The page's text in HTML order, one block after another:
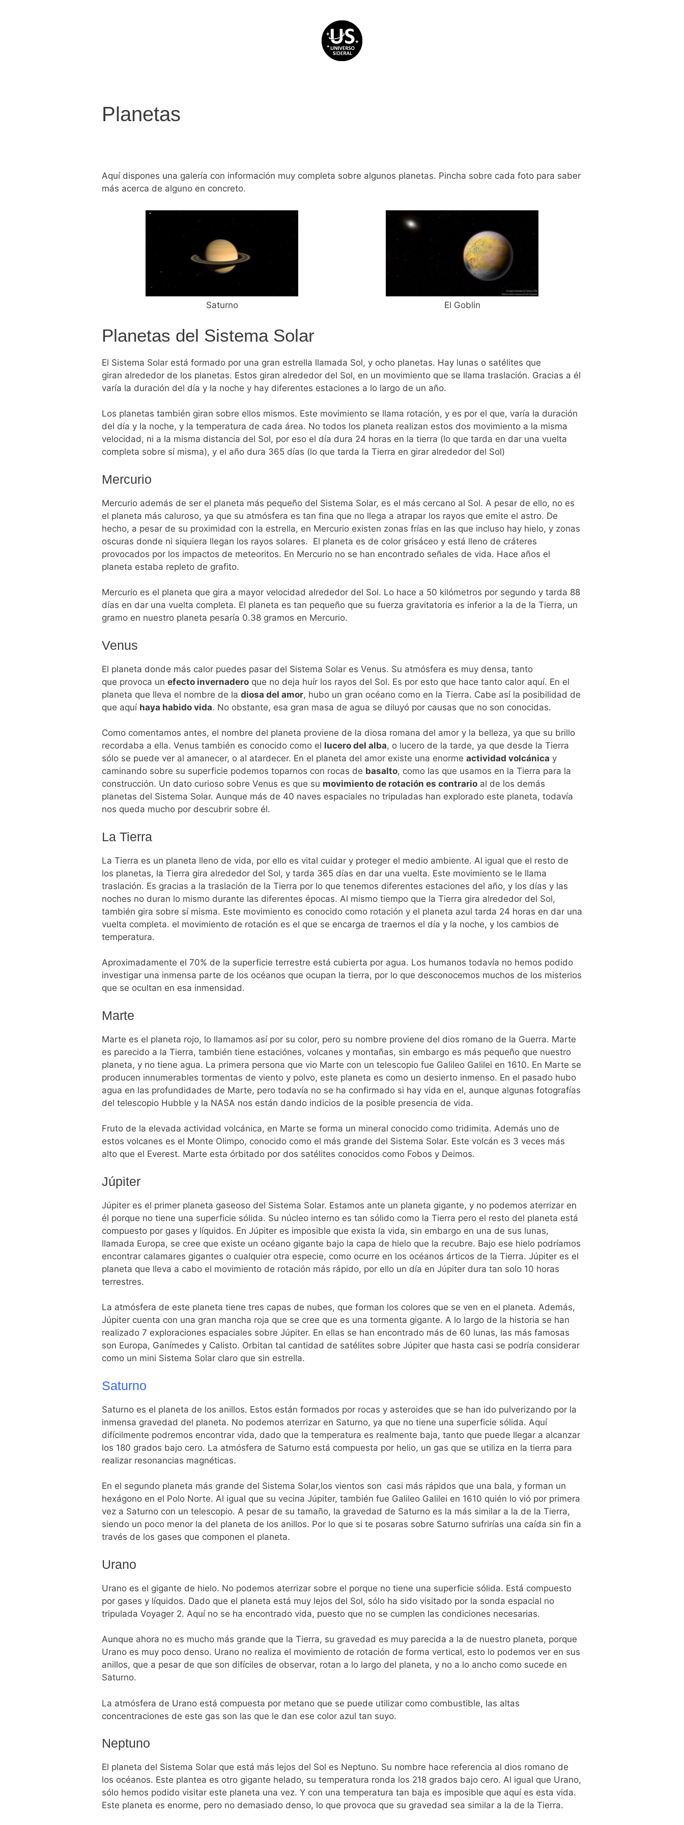
Planetas
Aquí dispones una galería con información muy completa sobre algunos planetas. Pincha sobre cada foto para saber
más acerca de alguno en concreto.
Saturno El Goblin
Planetas del Sistema Solar
El Sistema Solar está formado por una gran estrella llamada Sol, y ocho planetas. Hay lunas o satélites que
giran alrededor de los planetas. Estos giran alrededor del Sol, en un movimiento que se llama traslación. Gracias a él
varía la duración del día y la noche y hay diferentes estaciones a lo largo de un año.
Los planetas también giran sobre ellos mismos. Este movimiento se llama rotación, y es por el que, varía la duración
del día y la noche, y la temperatura de cada área. No todos los planeta realizan estos dos movimiento a la misma
velocidad, ni a la misma distancia del Sol, por eso el día dura 24 horas en la tierra (lo que tarda en dar una vuelta
completa sobre sí misma), y el año dura 365 días (lo que tarda la Tierra en girar alrededor del Sol)
Mercurio
Mercurio además de ser el planeta más pequeño del Sistema Solar, es el más cercano al Sol. A pesar de ello, no es
el planeta más caluroso, ya que su atmósfera es tan fina que no llega a atrapar los rayos que emite el astro. De
hecho, a pesar de su proximidad con la estrella, en Mercurio existen zonas frías en las que incluso hay hielo, y zonas
oscuras donde ni siquiera llegan los rayos solares. El planeta es de color grisáceo y está lleno de cráteres
provocados por los impactos de meteoritos. En Mercurio no se han encontrado señales de vida. Hace años el
planeta estaba repleto de grafito.
Mercurio es el planeta que gira a mayor velocidad alrededor del Sol. Lo hace a 50 kilómetros por segundo y tarda 88
días en dar una vuelta completa. El planeta es tan pequeño que su fuerza gravitatoria es inferior a la de la Tierra, un
gramo en nuestro planeta pesaría 0.38 gramos en Mercurio.
Venus
El planeta donde más calor puedes pasar del Sistema Solar es Venus. Su atmósfera es muy densa, tanto
que provoca un efecto invernadero que no deja huír los rayos del Sol. Es por esto que hace tanto calor aquí. En el
planeta que lleva el nombre de la diosa del amor, hubo un gran océano como en la Tierra. Cabe así la posibilidad de
que aquí haya habido vida. No obstante, esa gran masa de agua se diluyó por causas que no son conocidas.
Como comentamos antes, el nombre del planeta proviene de la diosa romana del amor y la belleza, ya que su brillo
recordaba a ella. Venus también es conocido como el lucero del alba, o lucero de la tarde, ya que desde la Tierra
sólo se puede ver al amanecer, o al atardecer. En el planeta del amor existe una enorme actividad volcánica y
caminando sobre su superficie podemos toparnos con rocas de basalto, como las que usamos en la Tierra para la
construcción. Un dato curioso sobre Venus es que su movimiento de rotación es contrario al de los demás
planetas del Sistema Solar. Aunque más de 40 naves espaciales no tripuladas han explorado este planeta, todavía
nos queda mucho por descubrir sobre él.
La Tierra
La Tierra es un planeta lleno de vida, por ello es vital cuidar y proteger el medio ambiente. Al igual que el resto de
los planetas, la Tierra gira alrededor del Sol, y tarda 365 días en dar una vuelta. Este movimiento se le llama
traslación. Es gracias a la traslación de la Tierra por lo que tenemos diferentes estaciones del año, y los días y las
noches no duran lo mismo durante las diferentes épocas. Al mismo tiempo que la Tierra gira alrededor del Sol,
también gira sobre sí misma. Este movimiento es conocido como rotación y el planeta azul tarda 24 horas en dar una
vuelta completa. el movimiento de rotación es el que se encarga de traernos el día y la noche, y los cambios de
temperatura.
Aproximadamente el 70% de la superficie terrestre está cubierta por agua. Los humanos todavía no hemos podido
investigar una inmensa parte de los océanos que ocupan la tierra, por lo que desconocemos muchos de los misterios
que se ocultan en esa inmensidad.
Marte
Marte es el planeta rojo, lo llamamos así por su color, pero su nombre proviene del dios romano de la Guerra. Marte
es parecido a la Tierra, también tiene estaciónes, volcanes y montañas, sin embargo es más pequeño que nuestro
planeta, y no tiene agua. La primera persona que vio Marte con un telescopio fue Galileo Galilei en 1610. En Marte se
producen innumerables tormentas de viento y polvo, este planeta es como un desierto inmenso. En el pasado hubo
agua en las profundidades de Marte, pero todavía no se ha confirmado si hay vida en el, aunque algunas fotografías
del telescopio Hubble y la NASA nos están dando indicios de la posible presencia de vida.
Fruto de la elevada actividad volcánica, en Marte se forma un mineral conocido como tridimita. Además uno de
estos volcanes es el Monte Olimpo, conocido como el más grande del Sistema Solar. Este volcán es 3 veces más
alto que el Everest. Marte esta órbitado por dos satélites conocidos como Fobos y Deimos.
Júpiter
Júpiter es el primer planeta gaseoso del Sistema Solar. Estamos ante un planeta gigante, y no podemos aterrizar en
él porque no tiene una superficie sólida. Su núcleo interno es tan sólido como la Tierra pero el resto del planeta está
compuesto por gases y líquidos. En Júpiter es imposible que exista la vida, sin embargo en una de sus lunas,
llamada Europa, se cree que existe un océano gigante bajo la capa de hielo que la recubre. Bajo ese hielo podríamos
encontrar calamares gigantes o cualquier otra especie, como ocurre en los océanos árticos de la Tierra. Júpiter es el
planeta que lleva a cabo el movimiento de rotación más rápido, por ello un día en Júpiter dura tan solo 10 horas
terrestres.
La atmósfera de este planeta tiene tres capas de nubes, que forman los colores que se ven en el planeta. Además,
Júpiter cuenta con una gran mancha roja que se cree que es una tormenta gigante. A lo largo de la historia se han
realizado 7 exploraciones espaciales sobre Júpiter. En ellas se han encontrado más de 60 lunas, las más famosas
son Europa, Ganímedes y Calisto. Orbitan tal cantidad de satélites sobre Júpiter que hasta casi se podría considerar
como un mini Sistema Solar claro que sin estrella.
Saturno
Saturno es el planeta de los anillos. Estos están formados por rocas y asteroides que se han ido pulverizando por la
inmensa gravedad del planeta. No podemos aterrizar en Saturno, ya que no tiene una superficie sólida. Aquí
difícilmente podremos encontrar vida, dado que la temperatura es realmente baja, tanto que puede llegar a alcanzar
los 180 grados bajo cero. La atmósfera de Saturno está compuesta por helio, un gas que se utiliza en la tierra para
realizar resonancias magnéticas.
En el segundo planeta más grande del Sistema Solar,los vientos son casi más rápidos que una bala, y forman un
hexágono en el Polo Norte. Al igual que su vecina Júpiter, también fue Galileo Galilei en 1610 quién lo vió por primera
vez a Saturno con un telescopio. A pesar de su tamaño, la gravedad de Saturno es la más similar a la de la Tierra,
siendo un poco menor la del planeta de los anillos. Por lo que si te posaras sobre Saturno sufrirías una caída sin fin a
través de los gases que componen el planeta.
Urano
Urano es el gigante de hielo. No podemos aterrizar sobre el porque no tiene una superficie sólida. Está compuesto
por gases y líquidos. Dado que el planeta está muy lejos del Sol, sólo ha sido visitado por la sonda espacial no
tripulada Voyager 2. Aquí no se ha encontrado vida, puesto que no se cumplen las condiciones necesarias.
Aunque ahora no es mucho más grande que la Tierra, su gravedad es muy parecida a la de nuestro planeta, porque
Urano es muy poco denso. Urano no realiza el movimiento de rotación de forma vertical, esto lo podemos ver en sus
anillos, que a pesar de que son difíciles de observar, rotan a lo largo del planeta, y no a lo ancho como sucede en
Saturno.
La atmósfera de Urano está compuesta por metano que se puede utilizar como combustible, las altas
concentraciones de este gas son las que le dan ese color azul tan suyo.
Neptuno
El planeta del Sistema Solar que está más lejos del Sol es Neptuno. Su nombre hace referencia al dios romano de
los océanos. Este plantea es otro gigante helado, su temperatura ronda los 218 grados bajo cero. Al igual que Urano,
sólo hemos podido visitar este planeta una vez. Y con una temperatura tan baja es imposible que aquí es esta vida.
Este planeta es enorme, pero no demasiado denso, lo que provoca que su gravedad sea similar a la de la Tierra.